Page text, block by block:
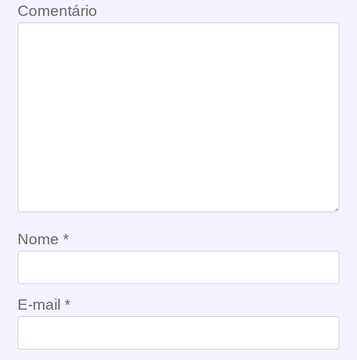
Comentário
Nome *
E-mail *